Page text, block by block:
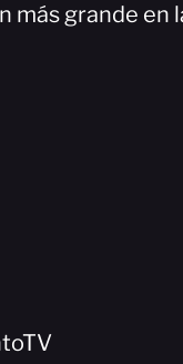
más grande en